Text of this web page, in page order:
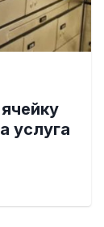
услуга